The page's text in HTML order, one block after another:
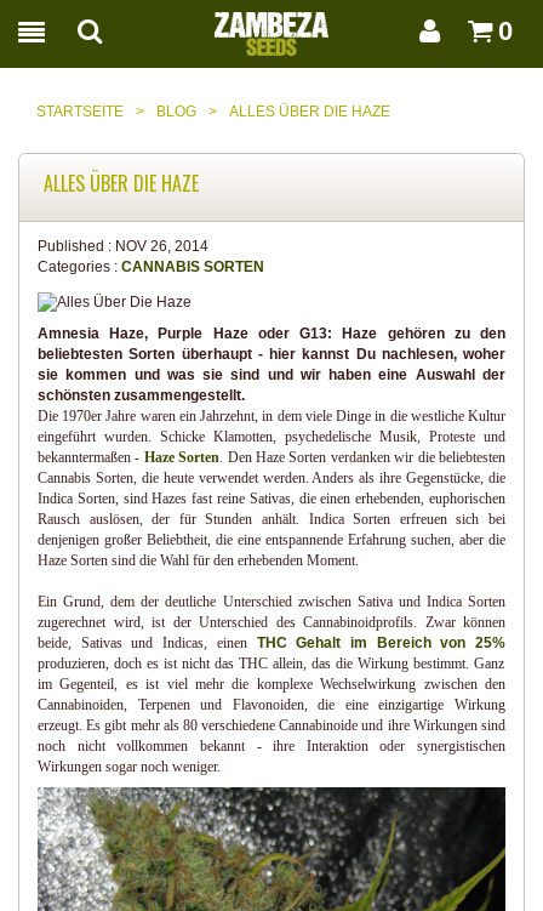
0
STARTSEITE > BLOG > ALLES ÜBER DIE HAZE
ALLES ÜBER DIE HAZE
Published : NOV 26, 2014
Categories : CANNABIS SORTEN
Amnesia Haze, Purple Haze oder G13: Haze gehören zu den
beliebtesten Sorten überhaupt - hier kannst Du nachlesen, woher
sie kommen und was sie sind und wir haben eine Auswahl der
schönsten zusammengestellt.
Die 1970er Jahre waren ein Jahrzehnt, in dem viele Dinge in die westliche Kultur
eingeführt wurden. Schicke Klamotten, psychedelische Musik, Proteste und
bekanntermaßen - Haze Sorten . Den Haze Sorten verdanken wir die beliebtesten
Cannabis Sorten, die heute verwendet werden. Anders als ihre Gegenstücke, die
Indica Sorten, sind Hazes fast reine Sativas, die einen erhebenden, euphorischen
Rausch auslösen, der für Stunden anhält. Indica Sorten erfreuen sich bei
denjenigen großer Beliebtheit, die eine entspannende Erfahrung suchen, aber die
Haze Sorten sind die Wahl für den erhebenden Moment.
Ein Grund, dem der deutliche Unterschied zwischen Sativa und Indica Sorten
zugerechnet wird, ist der Unterschied des Cannabinoidprofils. Zwar können
beide, Sativas und Indicas, einen THC Gehalt im Bereich von 25%
produzieren, doch es ist nicht das THC allein, das die Wirkung bestimmt. Ganz
im Gegenteil, es ist viel mehr die komplexe Wechselwirkung zwischen den
Cannabinoiden, Terpenen und Flavonoiden, die eine einzigartige Wirkung
erzeugt. Es gibt mehr als 80 verschiedene Cannabinoide und ihre Wirkungen sind
noch nicht vollkommen bekannt - ihre Interaktion oder synergistischen
Wirkungen sogar noch weniger.